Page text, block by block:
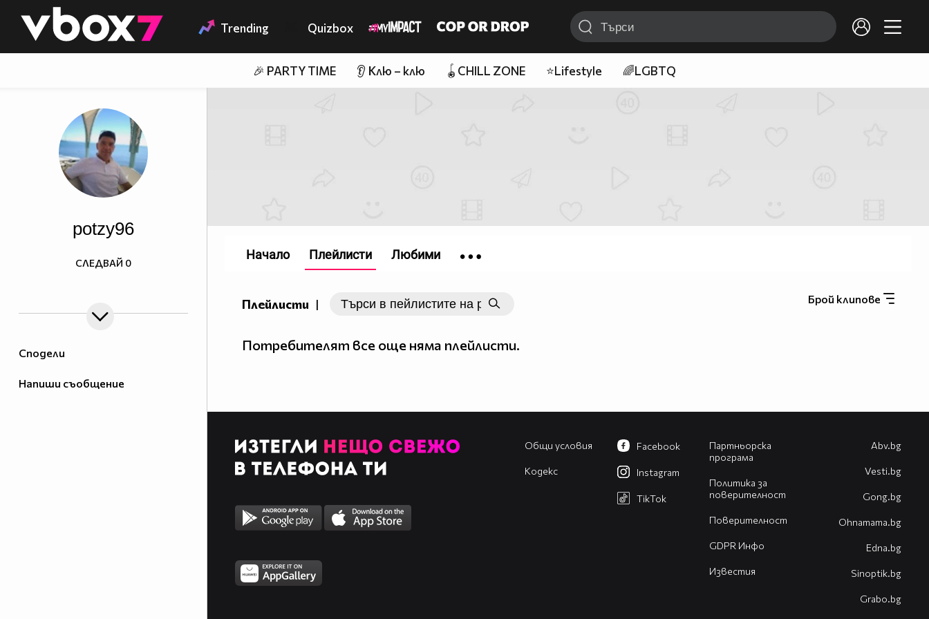
👾 Trending Quizbox
🎉 PARTY TIME 👂 Клю – клю 🪀CHILL ZONE ⭐Lifestyle 🌈LGBTQ
Сподели
Напиши съобщение
potzy96
СЛЕДВАЙ 0
Плейлисти | Брой клипове
Потребителят все още няма плейлисти.
Начало Плейлисти Любими
Общи условия
Кодекс
Партньорска
програма
Политика за
поверителност
Поверителност
GDPR Инфо
Известия
Facebook
Instagram
TikTok
Abv.bg
Vesti.bg
Gong.bg
Оhnamama.bg
Edna.bg
Sinoptik.bg
Grabo.bg